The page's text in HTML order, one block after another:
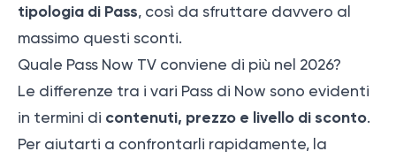
tipologia di Pass, così da sfruttare davvero al
massimo questi sconti.
Quale Pass Now TV conviene di più nel 2026?
Le differenze tra i vari Pass di Now sono evidenti
in termini di contenuti, prezzo e livello di sconto.
Per aiutarti a confrontarli rapidamente, la